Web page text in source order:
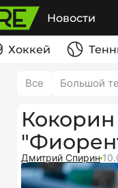
Новости
Хоккей
Все Большой
Дмитрий Спирин